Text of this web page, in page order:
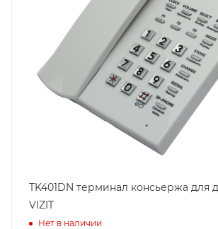
TK401DN терминал консьержа для
VIZIT
Нет в наличии